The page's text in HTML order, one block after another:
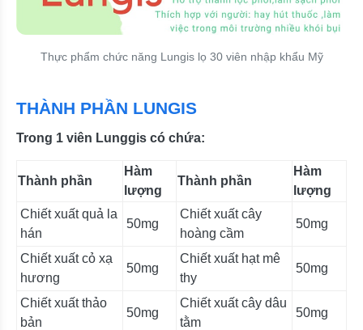
Thực phẩm chức năng Lungis lọ 30 viên nhập khẩu Mỹ
THÀNH PHẦN LUNGIS
Trong 1 viên Lunggis có chứa:
Thành phần
Hàm
lượng
Thành phần
Hàm
lượng
Chiết xuất quả la
hán
50mg
Chiết xuất cây
hoàng cầm
50mg
Chiết xuất cỏ xạ
hương
50mg
Chiết xuất hạt mê
thy
50mg
Chiết xuất thảo
bản
50mg
Chiết xuất cây dâu
tằm
50mg